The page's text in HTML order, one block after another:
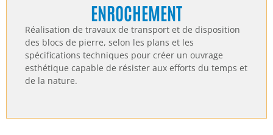
ENROCHEMENT
Réalisation de travaux de transport et de disposition
des blocs de pierre, selon les plans et les
spécifications techniques pour créer un ouvrage
esthétique capable de résister aux efforts du temps et
de la nature.